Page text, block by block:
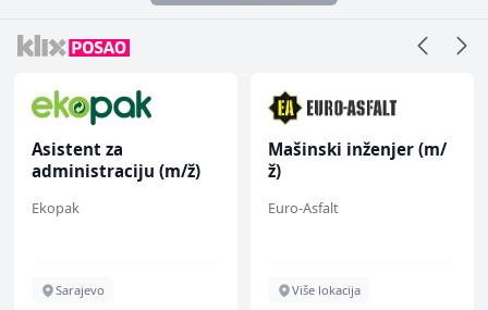
Asistent za
administraciju (m/ž)
Ekopak
Sarajevo
Mašinski inženjer (m/
ž)
Euro-Asfalt
Više lokacija